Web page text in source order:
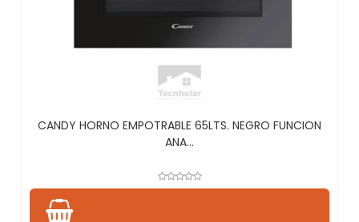
CANDY HORNO EMPOTRABLE 65LTS. NEGRO FUNCION
ANA...